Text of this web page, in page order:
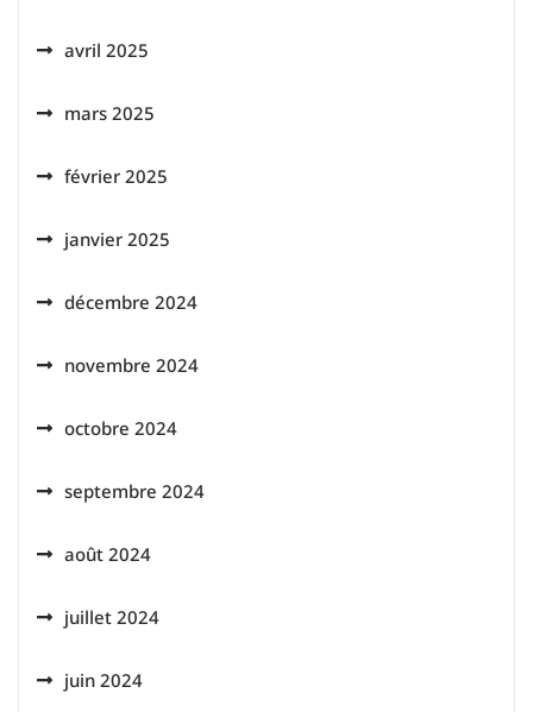
avril 2025
mars 2025
février 2025
janvier 2025
décembre 2024
novembre 2024
octobre 2024
septembre 2024
août 2024
juillet 2024
juin 2024